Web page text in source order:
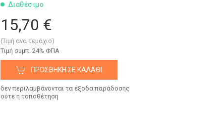
Διαθέσιμο
15,70 €
(Τιμή ανά τεμάχιο)
Tιμή συμπ. 24% ΦΠΑ
ΠΡΟΣΘΉΚΗ ΣΕ ΚΑΛΆΘΙ
δεν περιλαμβάνονται τα έξοδα παράδοσης
ούτε η τοποθέτηση